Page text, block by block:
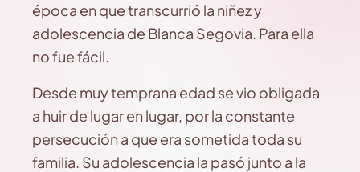
época en que transcurrió la niñez y
adolescencia de Blanca Segovia. Para ella
no fue fácil.
Desde muy temprana edad se vio obligada
a huir de lugar en lugar, por la constante
persecución a que era sometida toda su
familia. Su adolescencia la pasó junto a la